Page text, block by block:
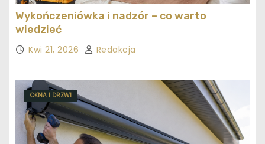
Wykończeniówka i nadzór – co warto
wiedzieć
Kwi 21, 2026 Redakcja
OKNA I DRZWI